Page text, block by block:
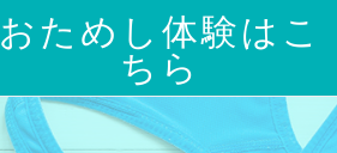
おためし体験はこ
ちら